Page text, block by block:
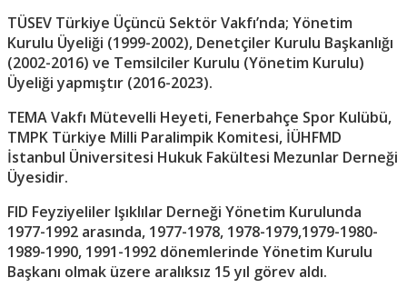
TÜSEV Türkiye Üçüncü Sektör Vakfı’nda; Yönetim
Kurulu Üyeliği (1999-2002), Denetçiler Kurulu Başkanlığı
(2002-2016) ve Temsilciler Kurulu (Yönetim Kurulu)
Üyeliği yapmıştır (2016-2023).
TEMA Vakfı Mütevelli Heyeti, Fenerbahçe Spor Kulübü,
TMPK Türkiye Milli Paralimpik Komitesi, İÜHFMD
İstanbul Üniversitesi Hukuk Fakültesi Mezunlar Derneği
Üyesidir.
FID Feyziyeliler Işıklılar Derneği Yönetim Kurulunda
1977-1992 arasında, 1977-1978, 1978-1979,1979-1980-
1989-1990, 1991-1992 dönemlerinde Yönetim Kurulu
Başkanı olmak üzere aralıksız 15 yıl görev aldı.